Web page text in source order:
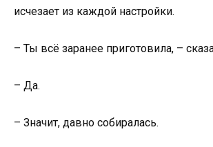
исчезает из каждой настройки.
– Ты всё заранее приготовила, –
– Да.
– Значит, давно собиралась.